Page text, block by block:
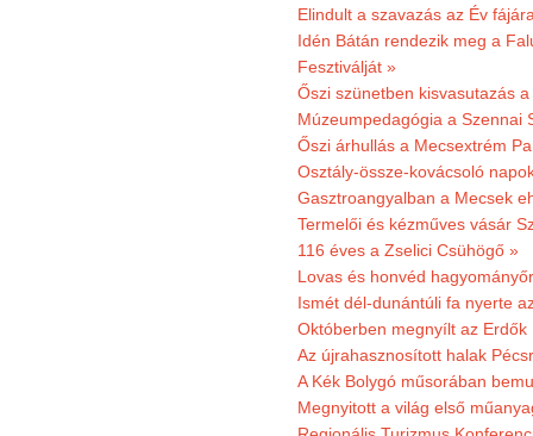
Elindult a szavazás az Év
Idén Bátán rendezik meg a
Fesztiválját »
Őszi szünetben kisvasutazás
Múzeumpedagógia a Szennai
Őszi árhullás a Mecsextrém
Osztály-össze-kovácsoló
Gasztroangyalban a Mecsek
Termelői és kézműves vásár
116 éves a Zselici Csühögő »
Lovas és honvéd
Ismét dél-dunántúli fa nyerte
Októberben megnyílt az
Az újrahasznosított halak
A Kék Bolygó műsorában
Megnyitott a világ első